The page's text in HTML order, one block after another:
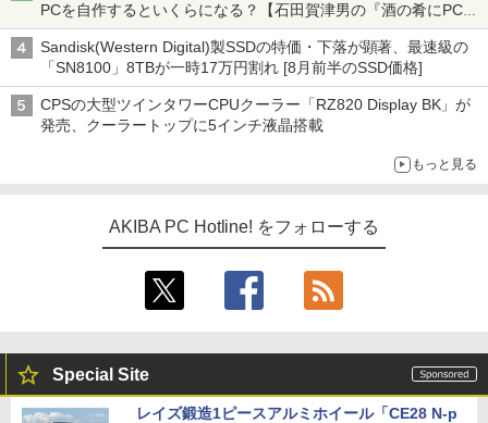
PCを自作するといくらになる？【石田賀津男の『酒の肴にPCゲ
ーム』】
Sandisk(Western Digital)製SSDの特価・下落が顕著、最速級の
「SN8100」8TBが一時17万円割れ [8月前半のSSD価格]
CPSの大型ツインタワーCPUクーラー「RZ820 Display BK」が
発売、クーラートップに5インチ液晶搭載
もっと見る
AKIBA PC Hotline! をフォローする
Special Site
レイズ鍛造1ピースアルミホイール「CE28 N-p